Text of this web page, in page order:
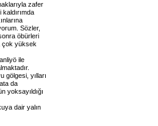
zafer
Sözler,
öbürleri
çok yüksek
ile
gölgesi, yılları
da
yoksayıldığı
dair yalın